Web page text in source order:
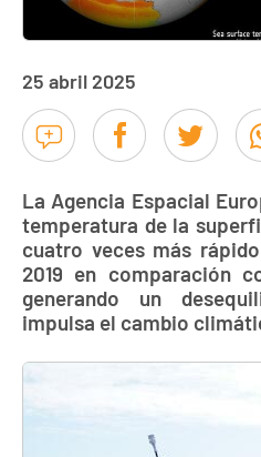
25 abril 2025
La Agencia Espacial
temperatura de la
cuatro veces más
2019 en comparación
generando un
impulsa el cambio